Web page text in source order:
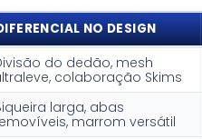
NO DESIGN
do dedão, mesh
colaboração Skims
larga, abas
marrom versátil